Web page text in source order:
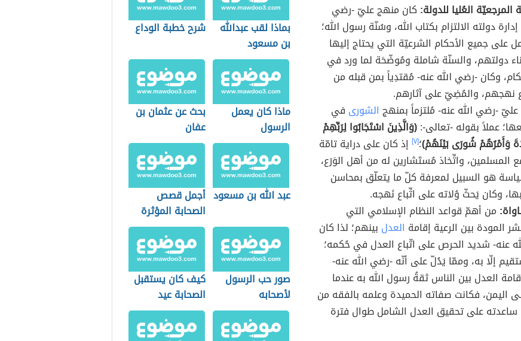
المرجعيّة العُليا للدولة: كان منهج عليّ -رضي
دولته الالتزام بكتاب الله، وسُنّة رسول الله؛
على جميع الأحكام الشرعيّة التي يحتاج إليها
دولتهم، والسنّة شاملة ومُوضّحَة لما ورد في
وكان -رضي الله عنه- مُقتدِياً بمن قبله من
نهجهم، والمُضِيّ على آثارهم.
-رضي الله عنه- مُلتزماً بمنهج الشورى في
عملاً بقوله -تعالى-:(وَالَّذِينَ اسْتَجَابُوا لِرَبِّهِمْ
وَأَمْرُهُمْ شُورَى بَيْنَهُمْ)؛[٧]
إذ كان على دراية تامّة
المسلمين، واتِّخاذ مُستَشارين له من أهل الوَرَع،
هو السبيل لمعرفة كلّ ما يتعلّق بمحاسن
وكان يَحثّ وُلاته على اتِّباع نَهجه.
من أهمّ قواعد النظام الإسلامي التي
المودة بين الرعية إقامة العدل بينهم؛ لذا كان
عنه- شديد الحرص على اتّباع العدل في حُكمه؛
إلّا به، وممّا يَدُلّ على أنّه -رضي الله عنه-
العدل بين الناس ثقةُ رسول الله به عندما
اليمن، فكانت صفاته الحميدة وعلمه بالفقه من
ساعدته على تحقيق العدل الشامل طوال فترة
بماذا لقب عبدالله
بن مسعود
شرح خطبة الوداع
ماذا كان يعمل
الرسول
بحث عن عثمان بن
عفان
عبد الله بن مسعود أجمل قصص
الصحابة المؤثرة
صور حب الرسول
لأصحابه
كيف كان يستقبل
الصحابة عيد
الأضحى؟